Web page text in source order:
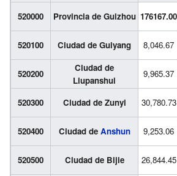
520000 Provincia de Guizhou 176167.00
520100
Ciudad de Guiyang 8,046.67
520200
Ciudad de
Liupanshui
9,965.37
520300
Ciudad de Zunyi 30,780.73
520400
Ciudad de Anshun 9,253.06
520500
Ciudad de Bijie 26,844.45